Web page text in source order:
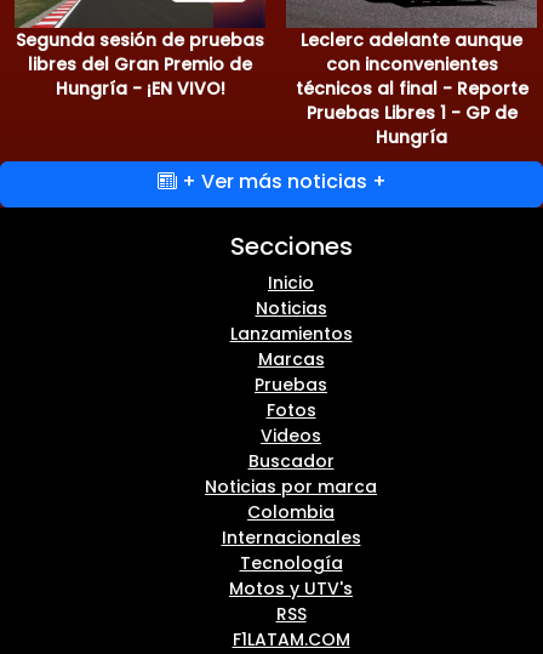
Segunda sesión de pruebas
libres del Gran Premio de
Hungría - ¡EN VIVO!
Leclerc adelante aunque
con inconvenientes
técnicos al final - Reporte
Pruebas Libres 1 - GP de
Hungría
+ Ver más noticias +
Secciones
Inicio
Noticias
Lanzamientos
Marcas
Pruebas
Fotos
Videos
Buscador
Noticias por marca
Colombia
Internacionales
Tecnología
Motos y UTV's
RSS
F1LATAM.COM